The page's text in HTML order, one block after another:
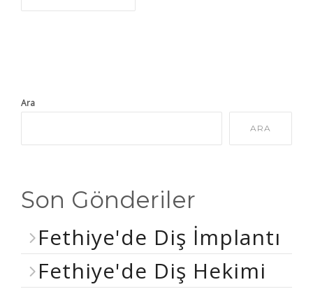
Ara
ARA
Son Gönderiler
Fethiye'de Diş İmplantı
Fethiye'de Diş Hekimi